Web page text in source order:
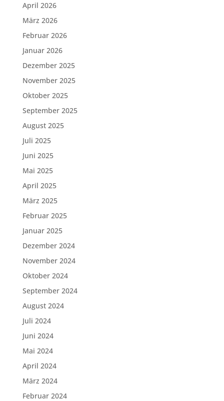
April 2026
März 2026
Februar 2026
Januar 2026
Dezember 2025
November 2025
Oktober 2025
September 2025
August 2025
Juli 2025
Juni 2025
Mai 2025
April 2025
März 2025
Februar 2025
Januar 2025
Dezember 2024
November 2024
Oktober 2024
September 2024
August 2024
Juli 2024
Juni 2024
Mai 2024
April 2024
März 2024
Februar 2024